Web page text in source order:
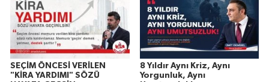
SEÇİM ÖNCESİ VERİLEN
"KİRA YARDIMI" SÖZÜ
8 Yıldır Aynı Kriz, Aynı
Yorgunluk, Aynı